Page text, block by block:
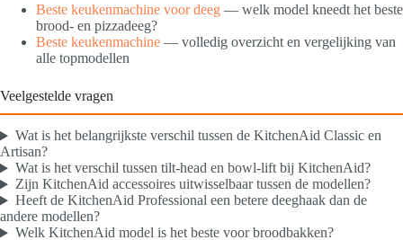
Beste keukenmachine voor deeg — welk model kneedt het beste
brood- en pizzadeeg?
Beste keukenmachine — volledig overzicht en vergelijking van
alle topmodellen
Veelgestelde vragen
Wat is het belangrijkste verschil tussen de KitchenAid Classic en
Artisan?
Wat is het verschil tussen tilt-head en bowl-lift bij KitchenAid?
Zijn KitchenAid accessoires uitwisselbaar tussen de modellen?
Heeft de KitchenAid Professional een betere deeghaak dan de
andere modellen?
Welk KitchenAid model is het beste voor broodbakken?